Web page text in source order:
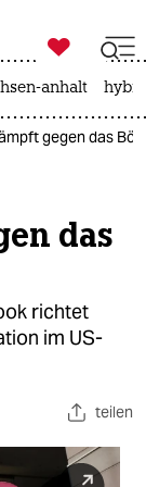

taz zahl ich
anhalt
gegen das
das
richtet
im US-
teilen